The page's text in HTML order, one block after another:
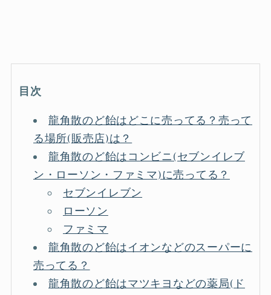
目次
龍角散のど飴はどこに売ってる？売って
る場所(販売店)は？
龍角散のど飴はコンビニ(セブンイレブ
ン・ローソン・ファミマ)に売ってる？
セブンイレブン
ローソン
ファミマ
龍角散のど飴はイオンなどのスーパーに
売ってる？
龍角散のど飴はマツキヨなどの薬局(ド